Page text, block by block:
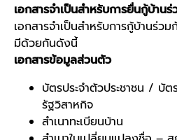
เอกสารจำเป็นสำหรับการยื่นกู้บ้าน
เอกสารจำเป็นสำหรับการกู้บ้านร่
มีด้วยกันดังนี้
เอกสารข้อมูลส่วนตัว
บัตรประจำตัวประชาชน / บั
รัฐวิสาหกิจ
สำเนาทะเบียนบ้าน